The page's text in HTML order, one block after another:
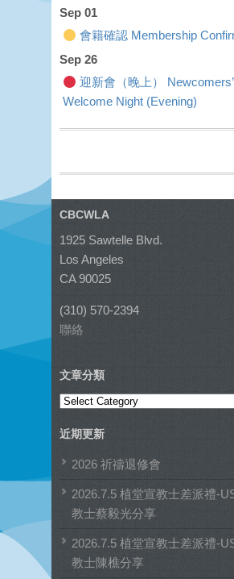
Sep 01
會籍確認 Membership
Sep 26
迎新會（晚上） Newcomers’
Welcome Night (Evening)
CBCWLA
1925 Sawtelle Blvd.
Los Angeles
CA 90025
(310) 570-2394
聯絡
文章分類
文
分
類
近期更新
2026 祈禱退修會
2026.7.5 植堂宣教士差派禮-
教士蔡毅光分享
2026.7.5 植堂宣教士差派禮-
教士陳樵分享